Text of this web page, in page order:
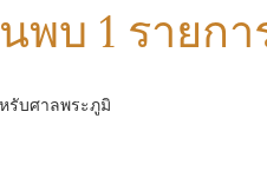
พบ 1 รายก
รับศาลพระภูมิ